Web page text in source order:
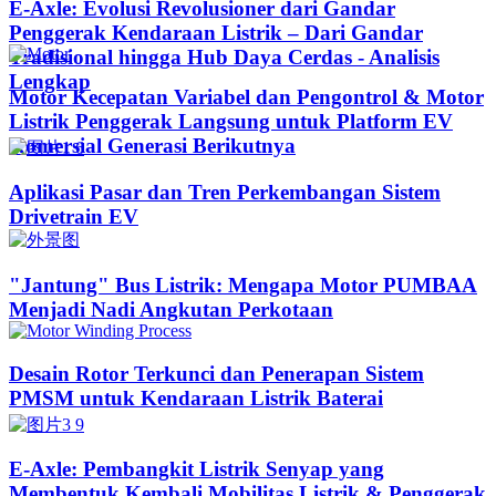
E-Axle: Evolusi Revolusioner dari Gandar
Penggerak Kendaraan Listrik – Dari Gandar
Tradisional hingga Hub Daya Cerdas - Analisis
Lengkap
Motor Kecepatan Variabel dan Pengontrol & Motor
Listrik Penggerak Langsung untuk Platform EV
Komersial Generasi Berikutnya
Aplikasi Pasar dan Tren Perkembangan Sistem
Drivetrain EV
"Jantung" Bus Listrik: Mengapa Motor PUMBAA
Menjadi Nadi Angkutan Perkotaan
Desain Rotor Terkunci dan Penerapan Sistem
PMSM untuk Kendaraan Listrik Baterai
E-Axle: Pembangkit Listrik Senyap yang